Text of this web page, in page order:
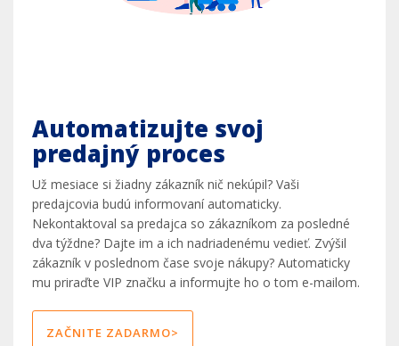
Automatizujte svoj
predajný proces
Už mesiace si žiadny zákazník nič nekúpil? Vaši
predajcovia budú informovaní automaticky.
Nekontaktoval sa predajca so zákazníkom za posledné
dva týždne? Dajte im a ich nadriadenému vedieť. Zvýšil
zákazník v poslednom čase svoje nákupy? Automaticky
mu priraďte VIP značku a informujte ho o tom e-mailom.
ZAČNITE ZADARMO>